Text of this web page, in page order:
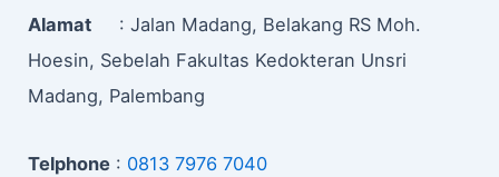
Alamat : Jalan Madang, Belakang RS Moh.
Hoesin, Sebelah Fakultas Kedokteran Unsri
Madang, Palembang
Telphone : 0813 7976 7040